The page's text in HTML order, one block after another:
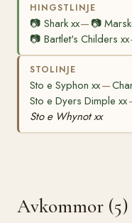
HINGSTLINJE
📷 Shark xx— 📷
📷 Bartlet's Childers xx
STOLINJE
Sto e Syphon xx—
Sto e Dyers Dimple xx
Sto e Whynot xx
Avkommor (5)